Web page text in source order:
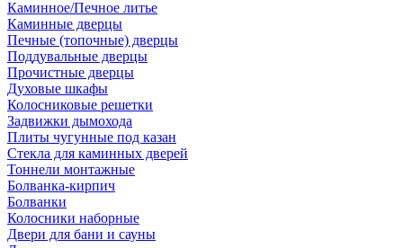
Каминное/Печное литье
Каминные дверцы
Печные (топочные) дверцы
Поддувальные дверцы
Прочистные дверцы
Духовые шкафы
Колосниковые решетки
Задвижки дымохода
Плиты чугунные под казан
Стекла для каминных дверей
Тоннели монтажные
Болванка-кирпич
Болванки
Колосники наборные
Двери для бани и сауны